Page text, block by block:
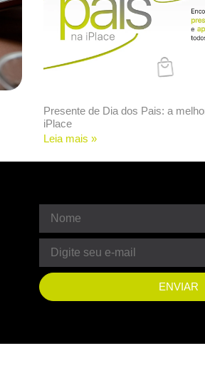
Presente de Dia dos Pais: a
iPlace
Leia mais »
ENVIAR